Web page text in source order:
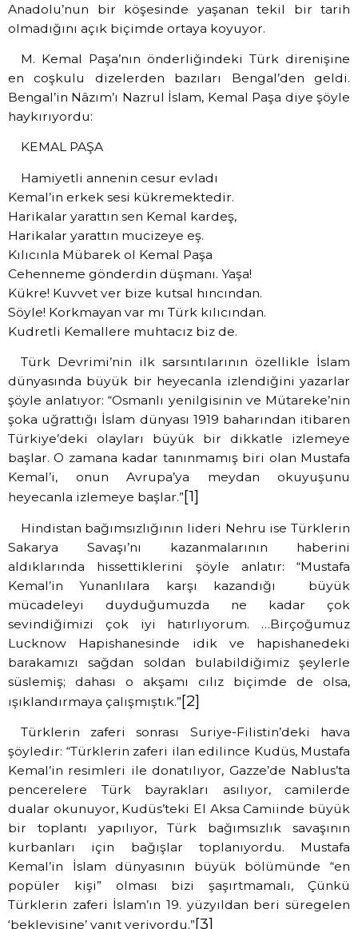
Anadolu’nun bir köşesinde yaşanan tekil bir tarih
olmadığını açık biçimde ortaya koyuyor.
M. Kemal Paşa’nın önderliğindeki Türk direnişine
en coşkulu dizelerden bazıları Bengal’den geldi.
Bengal’in Nâzım’ı Nazrul İslam, Kemal Paşa diye şöyle
haykırıyordu:
KEMAL PAŞA
Hamiyetli annenin cesur evladı
Kemal’in erkek sesi kükremektedir.
Harikalar yarattın sen Kemal kardeş,
Harikalar yarattın mucizeye eş.
Kılıcınla Mübarek ol Kemal Paşa
Cehenneme gönderdin düşmanı. Yaşa!
Kükre! Kuvvet ver bize kutsal hıncından.
Söyle! Korkmayan var mı Türk kılıcından.
Kudretli Kemallere muhtacız biz de.
Türk Devrimi’nin ilk sarsıntılarının özellikle İslam
dünyasında büyük bir heyecanla izlendiğini yazarlar
şöyle anlatıyor: “Osmanlı yenilgisinin ve Mütareke’nin
şoka uğrattığı İslam dünyası 1919 baharından itibaren
Türkiye’deki olayları büyük bir dikkatle izlemeye
başlar. O zamana kadar tanınmamış biri olan Mustafa
Kemal’i, onun Avrupa’ya meydan okuyuşunu
heyecanla izlemeye başlar.”[1]
Hindistan bağımsızlığının lideri Nehru ise Türklerin
Sakarya Savaşı’nı kazanmalarının haberini
aldıklarında hissettiklerini şöyle anlatır: “Mustafa
Kemal’in Yunanlılara karşı kazandığı
büyük
mücadeleyi duyduğumuzda ne kadar çok
sevindiğimizi çok iyi hatırlıyorum. …Birçoğumuz
Lucknow Hapishanesinde idik ve hapishanedeki
barakamızı sağdan soldan bulabildiğimiz şeylerle
süslemiş; dahası o akşamı cılız biçimde de olsa,
ışıklandırmaya çalışmıştık.”[2]
Türklerin zaferi sonrası Suriye-Filistin’deki hava
şöyledir: “Türklerin zaferi ilan edilince Kudüs, Mustafa
Kemal’in resimleri ile donatılıyor, Gazze’de Nablus’ta
pencerelere Türk bayrakları asılıyor, camilerde
dualar okunuyor, Kudüs’teki El Aksa Camiinde büyük
bir toplantı yapılıyor, Türk bağımsızlık savaşının
kurbanları için bağışlar toplanıyordu. Mustafa
Kemal’in İslam dünyasının büyük bölümünde “en
popüler kişi” olması bizi şaşırtmamalı, Çünkü
Türklerin zaferi İslam’ın 19. yüzyıldan beri süregelen
‘bekleyişine’ yanıt veriyordu.”[3]